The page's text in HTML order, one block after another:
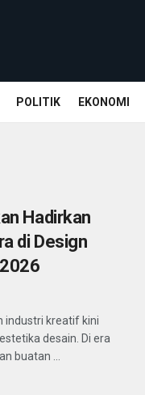
POLITIK EKONOMI
Hadirkan
di Design
industri kreatif kini
desain. Di era
buatan ...